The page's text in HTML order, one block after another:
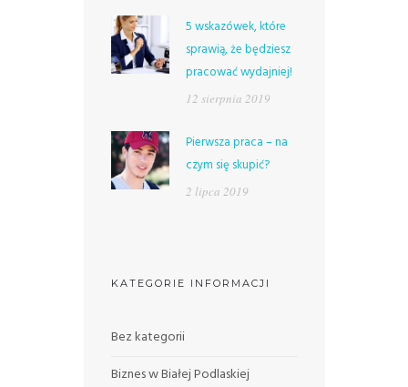
5 wskazówek, które
sprawią, że będziesz
pracować wydajniej!
12 sierpnia 2019
Pierwsza praca – na
czym się skupić?
2 lipca 2019
KATEGORIE INFORMACJI
Bez kategorii
Biznes w Białej Podlaskiej